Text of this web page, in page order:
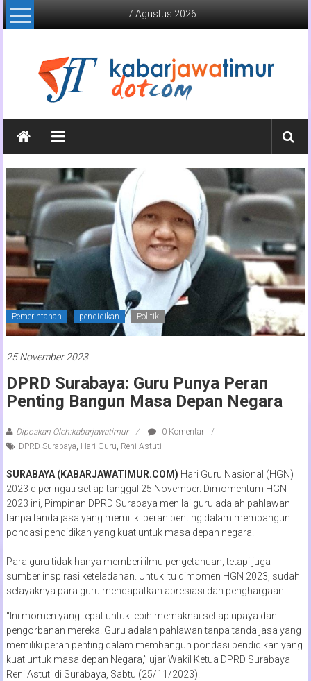
Lompat
ke
7 Agustus 2026
Kabar
Jawa
Timur
Online
Jawa
Timur
Pemerintahan pendidikan Politik
25 November 2023
DPRD Surabaya: Guru Punya Peran
Penting Bangun Masa Depan Negara
Diposkan Oleh:kabarjawatimur
0 Komentar
DPRD Surabaya, Hari Guru, Reni Astuti
SURABAYA (KABARJAWATIMUR.COM) Hari Guru Nasional (HGN)
2023 diperingati setiap tanggal 25 November. Dimomentum HGN
2023 ini, Pimpinan DPRD Surabaya menilai guru adalah pahlawan
tanpa tanda jasa yang memiliki peran penting dalam membangun
pondasi pendidikan yang kuat untuk masa depan negara.
Para guru tidak hanya memberi ilmu pengetahuan, tetapi juga
sumber inspirasi keteladanan. Untuk itu dimomen HGN 2023, sudah
selayaknya para guru mendapatkan apresiasi dan penghargaan.
“Ini momen yang tepat untuk lebih memaknai setiap upaya dan
pengorbanan mereka. Guru adalah pahlawan tanpa tanda jasa yang
memiliki peran penting dalam membangun pondasi pendidikan yang
kuat untuk masa depan Negara,” ujar Wakil Ketua DPRD Surabaya
Reni Astuti di Surabaya, Sabtu (25/11/2023).